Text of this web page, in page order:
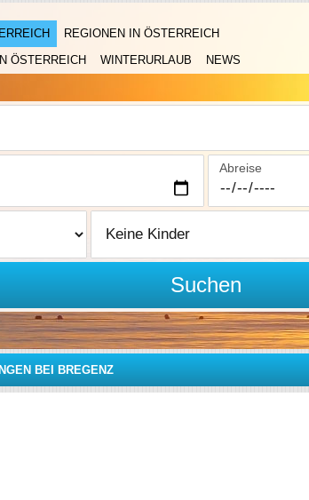
REGIONEN IN ÖSTERREICH
ÖSTERREICH
WINTERURLAUB NEWS
Abreise
Suchen
BEI BREGENZ